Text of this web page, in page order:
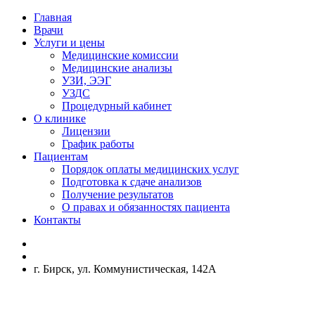
Главная
Врачи
Услуги и цены
Медицинские комиссии
Медицинские анализы
УЗИ, ЭЭГ
УЗДС
Процедурный кабинет
О клинике
Лицензии
График работы
Пациентам
Порядок оплаты медицинских услуг
Подготовка к сдаче анализов
Получение результатов
О правах и обязанностях пациента
Контакты
г. Бирск, ул. Коммунистическая, 142А